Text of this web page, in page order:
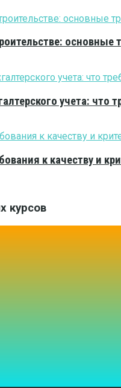
учета: что
к качеству и
курсов